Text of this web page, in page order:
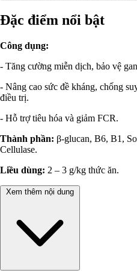
Đặc điểm nổi bật
Công dụng:
- Tăng cường miễn dịch, bảo vệ
- Nâng cao sức đề kháng, chống
điều trị.
- Hỗ trợ tiêu hóa và giảm FCR.
Thành phần: β-glucan, B6, B1,
Cellulase.
Liều dùng: 2 – 3 g/kg thức ăn.
Xem thêm nội dung